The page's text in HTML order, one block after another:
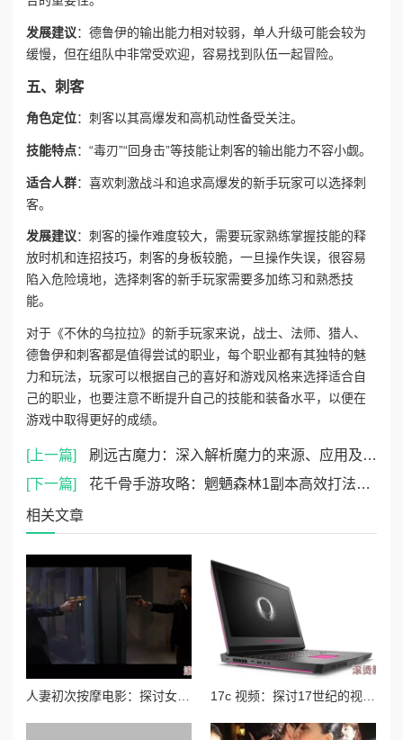
发展建议：德鲁伊的输出能力相对较弱，单人升级可能会较为
缓慢，但在组队中非常受欢迎，容易找到队伍一起冒险。
五、刺客
角色定位：刺客以其高爆发和高机动性备受关注。
技能特点：“毒刃”“回身击”等技能让刺客的输出能力不容小觑。
适合人群：喜欢刺激战斗和追求高爆发的新手玩家可以选择刺
客。
发展建议：刺客的操作难度较大，需要玩家熟练掌握技能的释
放时机和连招技巧，刺客的身板较脆，一旦操作失误，很容易
陷入危险境地，选择刺客的新手玩家需要多加练习和熟悉技
能。
对于《不休的乌拉拉》的新手玩家来说，战士、法师、猎人、
德鲁伊和刺客都是值得尝试的职业，每个职业都有其独特的魅
力和玩法，玩家可以根据自己的喜好和游戏风格来选择适合自
己的职业，也要注意不断提升自己的技能和装备水平，以便在
游戏中取得更好的成绩。
[上一篇]
刷远古魔力：深入解析魔力的来源、应用及其在古代传说中的重要性和影响力
[下一篇]
花千骨手游攻略：魍魉森林1副本高效打法与通关技巧详解
相关文章